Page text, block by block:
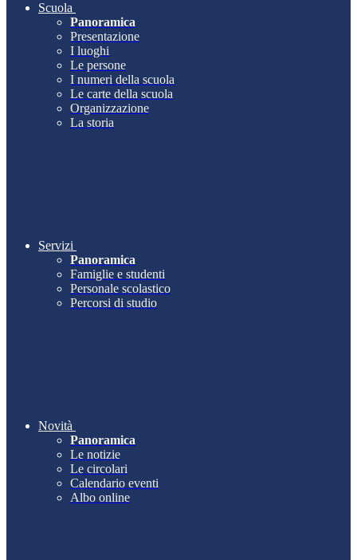
Scuola
Panoramica
Presentazione
I luoghi
Le persone
I numeri della scuola
Le carte della scuola
Organizzazione
La storia
Servizi
Panoramica
Famiglie e studenti
Personale scolastico
Percorsi di studio
Novità
Panoramica
Le notizie
Le circolari
Calendario eventi
Albo online